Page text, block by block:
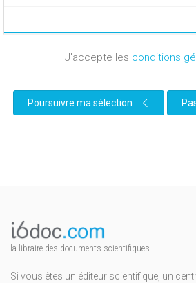
J'accepte les conditions
Poursuivre ma sélection
la libraire des documents scientifiques
Si vous êtes un éditeur scientifique, un